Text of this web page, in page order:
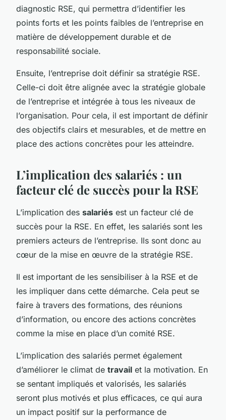
diagnostic RSE, qui permettra d’identifier les
points forts et les points faibles de l’entreprise en
matière de développement durable et de
responsabilité sociale.
Ensuite, l’entreprise doit définir sa stratégie RSE.
Celle-ci doit être alignée avec la stratégie globale
de l’entreprise et intégrée à tous les niveaux de
l’organisation. Pour cela, il est important de définir
des objectifs clairs et mesurables, et de mettre en
place des actions concrètes pour les atteindre.
L’implication des salariés : un
facteur clé de succès pour la RSE
L’implication des salariés est un facteur clé de
succès pour la RSE. En effet, les salariés sont les
premiers acteurs de l’entreprise. Ils sont donc au
cœur de la mise en œuvre de la stratégie RSE.
Il est important de les sensibiliser à la RSE et de
les impliquer dans cette démarche. Cela peut se
faire à travers des formations, des réunions
d’information, ou encore des actions concrètes
comme la mise en place d’un comité RSE.
L’implication des salariés permet également
d’améliorer le climat de travail et la motivation. En
se sentant impliqués et valorisés, les salariés
seront plus motivés et plus efficaces, ce qui aura
un impact positif sur la performance de